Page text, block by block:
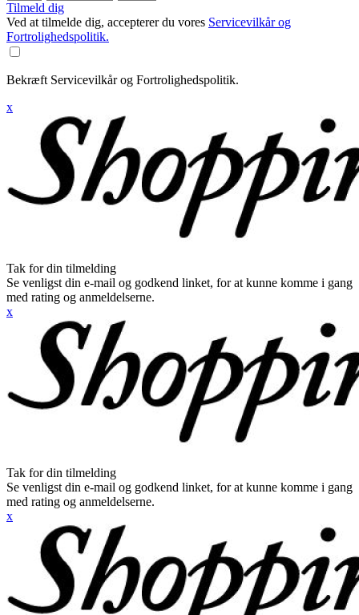
Tilmeld dig
Ved at tilmelde dig, accepterer du vores Servicevilkår og
Fortrolighedspolitik.
Bekræft Servicevilkår og Fortrolighedspolitik.
x
Tak for din tilmelding
Se venligst din e-mail og godkend linket, for at kunne komme i gang
med rating og anmeldelserne.
x
Tak for din tilmelding
Se venligst din e-mail og godkend linket, for at kunne komme i gang
med rating og anmeldelserne.
x